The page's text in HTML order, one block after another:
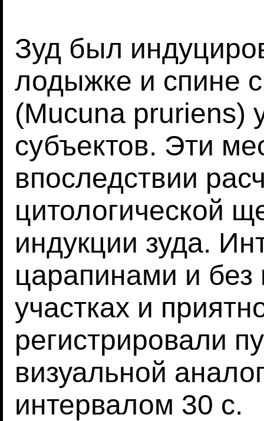
Зуд был
лодыжке и спине
(Mucuna pruriens)
субъектов. Эти
впоследствии
цитологической
индукции зуда.
царапинами и без
участках и
регистрировали
визуальной
интервалом 30 с.